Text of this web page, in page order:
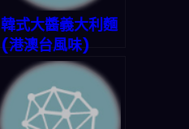
韓式大醬義大利麵
(港澳台風味)